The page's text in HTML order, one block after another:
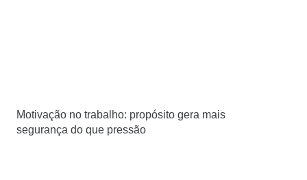
Motivação no trabalho: propósito gera mais
segurança do que pressão